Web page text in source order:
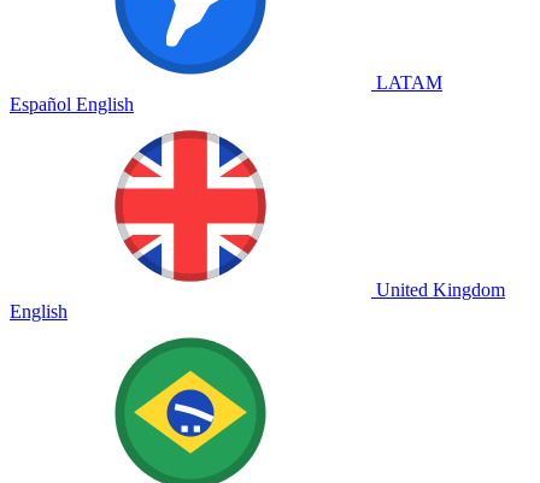
LATAM
Español English
United Kingdom
English